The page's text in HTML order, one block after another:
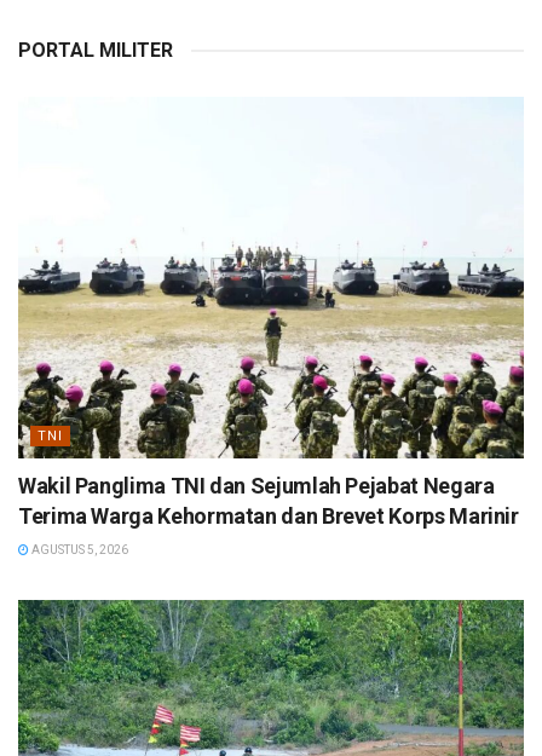
PORTAL MILITER
TNI
Wakil Panglima TNI dan Sejumlah Pejabat Negara
Terima Warga Kehormatan dan Brevet Korps Marinir
AGUSTUS 5, 2026